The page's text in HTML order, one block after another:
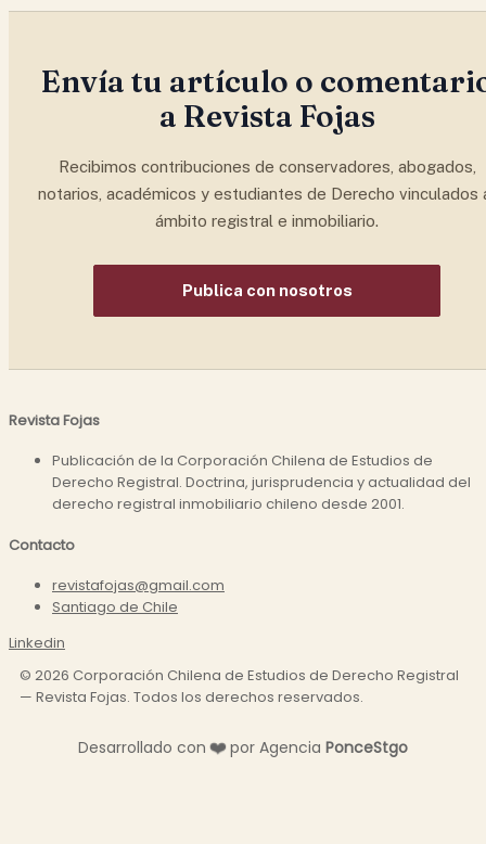
Envía tu artículo o
a Revista Fojas
Recibimos contribuciones de conservadores, abogados,
notarios, académicos y estudiantes de Derecho vinculados
ámbito registral e inmobiliario.
Publica con nosotros
Revista Fojas
Publicación de la Corporación Chilena de Estudios de
Derecho Registral. Doctrina, jurisprudencia y actualidad del
derecho registral inmobiliario chileno desde 2001.
Contacto
revistafojas@gmail.com
Santiago de Chile
Linkedin
© 2026 Corporación Chilena de Estudios de Derecho Registral
— Revista Fojas. Todos los derechos reservados.
Desarrollado con❤️por Agencia PonceStgo